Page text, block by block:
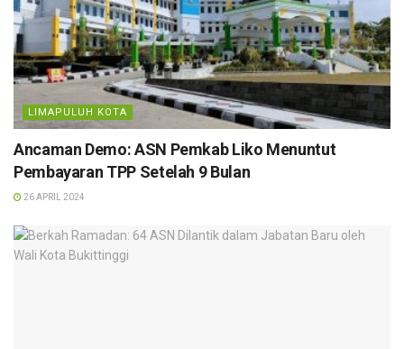
LIMAPULUH KOTA
Ancaman Demo: ASN Pemkab Liko Menuntut
Pembayaran TPP Setelah 9 Bulan
26 APRIL 2024